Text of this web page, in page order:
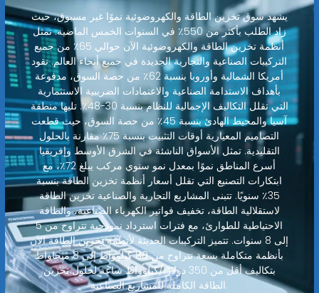
يشهد سوق تخزين الطاقة والكهروضوئية نموًا غير مسبوق، حيث
زاد الطلب بأكثر من 550٪ في السنوات الخمس الماضية. تمثل
أنظمة تخزين الطاقة والكهروضوئية الآن حوالي 65٪ من جميع
التركيبات الصناعية والتجارية الجديدة في جميع أنحاء العالم. تقود
أمريكا الشمالية وأوروبا بنسبة 62٪ من حصة السوق، مدفوعة
بأهداف الاستدامة الصناعية والاعتمادات الضريبية الاستثمارية
التي تقلل التكاليف الإجمالية للنظام بنسبة 30-48٪. تليها منطقة
آسيا والمحيط الهادئ بنسبة 45٪ من حصة السوق، حيث قطعت
التصاميم المعيارية أوقات التثبيت بنسبة 75٪ مقارنة بالحلول
التقليدية. تمثل الأسواق الناشئة في الشرق الأوسط وإفريقيا
أسرع المناطق نموًا بمعدل نمو سنوي مركب يبلغ 72٪، مع
ابتكارات التصنيع التي تقلل أسعار أنظمة تخزين الطاقة بنسبة
35٪ سنويًا. تتبنى المشاريع التجارية والصناعية تخزين الطاقة
لاستقلالية الطاقة، تخفيف فواتير الكهرباء الصناعية، والطاقة
الاحتياطية للطوارئ، مع فترات استرداد نموذجية تتراوح من 5
إلى 8 سنوات. تتميز التركيبات الحديثة لأنظمة تخزين الطاقة الآن
بأنظمة متكاملة بسعة تتراوح من 80 كيلوواط إلى 8 ميجاواط
بتكاليف أقل من 350 دولارًا/كيلوواط ساعة لحلول تخزين
الطاقة الكاملة للمشاريع الصناعية.